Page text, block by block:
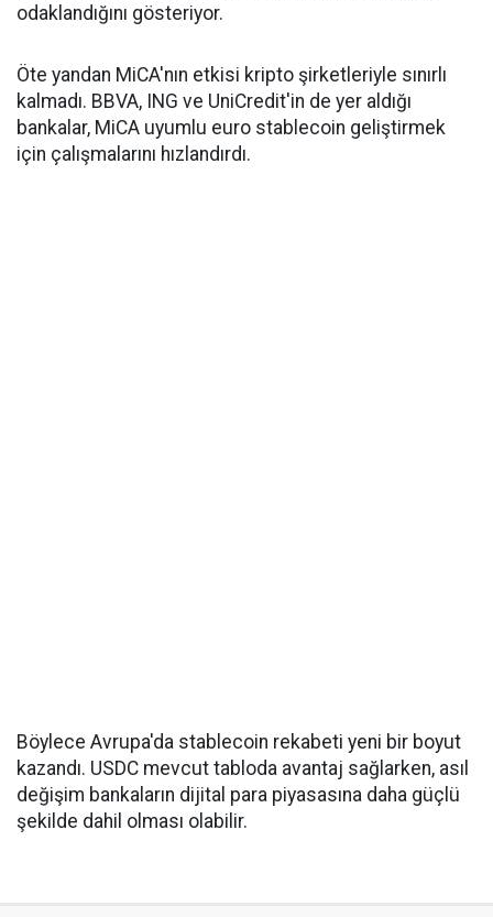
odaklandığını gösteriyor.
Öte yandan MiCA'nın etkisi kripto şirketleriyle sınırlı
kalmadı. BBVA, ING ve UniCredit'in de yer aldığı
bankalar, MiCA uyumlu euro stablecoin geliştirmek
için çalışmalarını hızlandırdı.
Böylece Avrupa'da stablecoin rekabeti yeni bir boyut
kazandı. USDC mevcut tabloda avantaj sağlarken, asıl
değişim bankaların dijital para piyasasına daha güçlü
şekilde dahil olması olabilir.